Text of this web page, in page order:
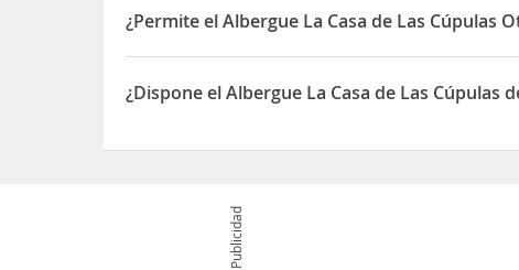
¿Permite el Albergue La Casa de Las Cúpulas
Sí, el Albergue La Casa de Las Cúpulas permite
¿Dispone el Albergue La Casa de Las Cúpulas
Publicidad